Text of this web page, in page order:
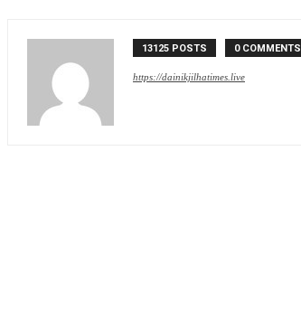
13125 POSTS 0 COMMENTS
https://dainikjilhatimes.live